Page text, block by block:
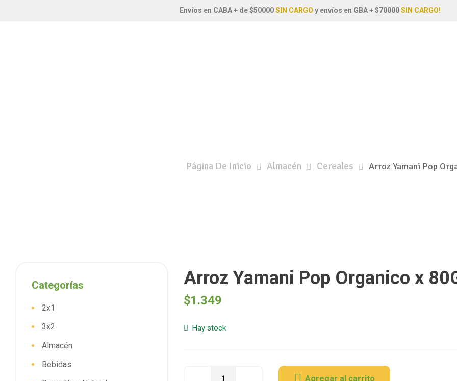
Envíos en CABA + de $50000SIN CARGO y envíos en GBA + $70000SIN CARGO!
Página De Inicio Almacén Cereales Arroz Yamani Pop
Arroz Yamani Pop Organico x
$1.349
Hay stock
Agregar al carrito
Categorías
2x1
3x2
Almacén
Bebidas